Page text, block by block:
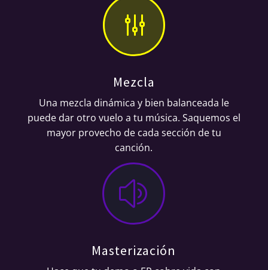
g
Mezcla
Una mezcla dinámica y bien balanceada le
puede dar otro vuelo a tu música. Saquemos el
mayor provecho de cada sección de tu
canción.
z
Masterización